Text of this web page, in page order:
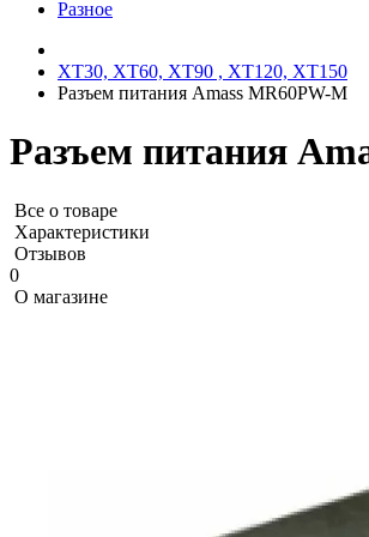
Разное
XT30, XT60, XT90 , XT120, XT150
Разъем питания Amass MR60PW-M
Разъем питания
Все о товаре
Характеристики
Отзывов
0
О магазине